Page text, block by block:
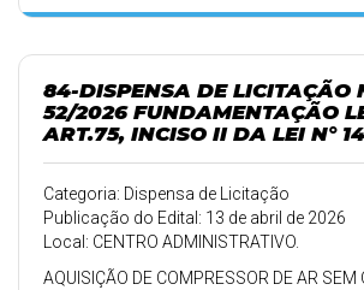
84-DISPENSA DE LICITAÇÃO
52/2026 FUNDAMENTAÇÃO
ART.75, INCISO II DA LEI N°
Categoria: Dispensa de Licitação
Publicação do Edital: 13 de abril de 2026
Local: CENTRO ADMINISTRATIVO.
AQUISIÇÃO DE COMPRESSOR DE AR SEM